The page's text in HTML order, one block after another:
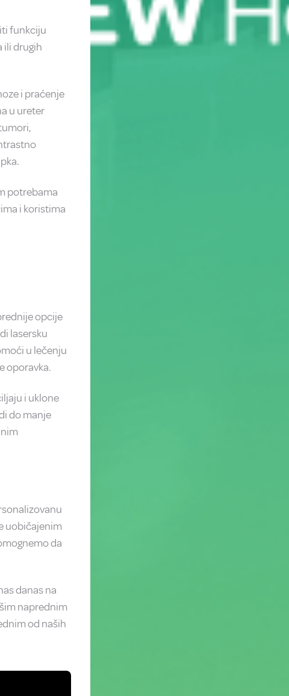
funkciju
ili drugih
i praćenje
u ureter
potrebama
i koristima
opcije
lasersku
u lečenju
oporavka.
i uklone
do manje
uobičajenim
da
danas na
naprednim
od naših